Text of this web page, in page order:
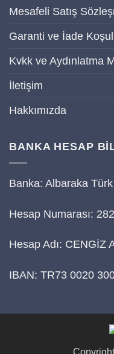
Mesafeli Satış
Garanti ve İade
Kvkk ve Aydınlatma
İletişim
Hakkımızda
BANKA HESAP
Banka: Albaraka
Hesap Numarası:
Hesap Adı: CENGİZ
IBAN: TR73 0020